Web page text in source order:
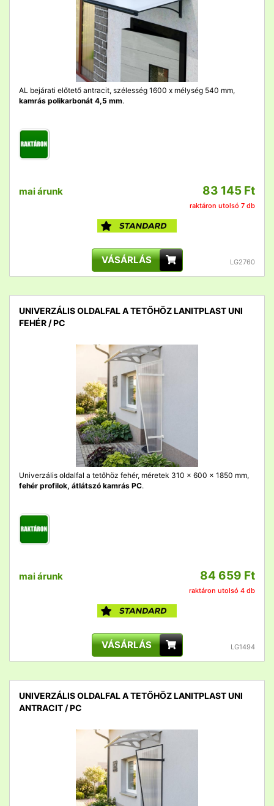
AL bejárati előtető antracit, szélesség 1600 x mélység 540 mm,
kamrás polikarbonát 4,5 mm.
mai árunk 83 145 Ft
raktáron utolsó 7 db
VÁSÁRLÁS LG2760
UNIVERZÁLIS OLDALFAL A TETŐHÖZ LANITPLAST UNI
FEHÉR / PC
Univerzális oldalfal a tetőhöz fehér, méretek 310 x 600 x 1850 mm,
fehér profilok, átlátszó kamrás PC.
mai árunk 84 659 Ft
raktáron utolsó 4 db
VÁSÁRLÁS LG1494
UNIVERZÁLIS OLDALFAL A TETŐHÖZ LANITPLAST UNI
ANTRACIT / PC